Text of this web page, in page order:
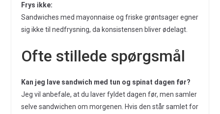
Frys ikke:
Sandwiches med mayonnaise og friske grøntsager egner
sig ikke til nedfrysning, da konsistensen bliver ødelagt.
Ofte stillede spørgsmål
Kan jeg lave sandwich med tun og spinat dagen før?
Jeg vil anbefale, at du laver fyldet dagen før, men samler
selve sandwichen om morgenen. Hvis den står samlet for